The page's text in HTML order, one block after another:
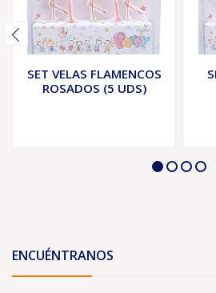
SET VELAS FLAMENCOS
ROSADOS (5 UDS)
ENCUÉNTRANOS